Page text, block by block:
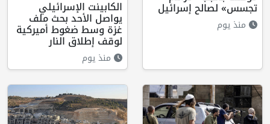
تجسس» لصالح إسرائيل
منذ يوم
الكابينت الإسرائيلي
يواصل الأحد بحث ملف
غزة وسط ضغوط أميركية
لوقف إطلاق النار
منذ يوم